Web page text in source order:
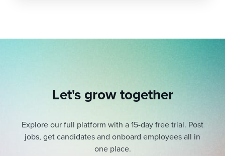
Let's grow together
Explore our full platform with a 15-day free trial. Post
jobs, get candidates and onboard employees all in
one place.